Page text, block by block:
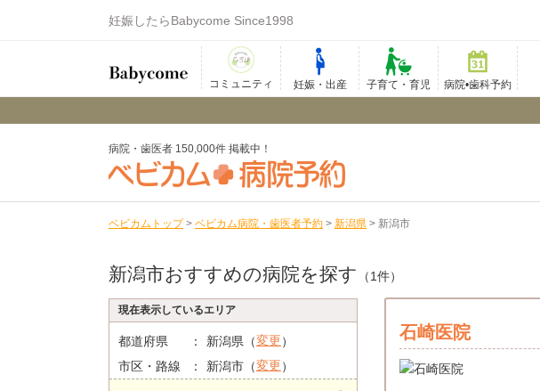
妊娠したらBabycome Since1998
コミュニティ 妊娠・出産 子育て・育児 病院•歯科予約
病院・歯医者 150,000件 掲載中！
ベビカムトップ > ベビカム病院・歯医者予約 > 新潟県 > 新潟市
新潟市おすすめの病院を探す （1件）
現在表示しているエリア
都道府県 新潟県（変更）
市区・路線
新潟市（変更）
石崎医院